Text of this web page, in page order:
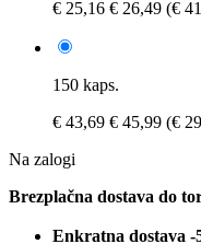
€ 25,16 € 26,49 (€
150 kaps.
€ 43,69 € 45,99 (€
Na zalogi
Brezplačna dostava do
Enkratna dostava -